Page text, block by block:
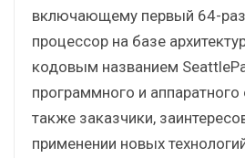
включающему первый 64-
процессор на базе
кодовым названием
программного и аппаратного
также заказчики,
применении новых